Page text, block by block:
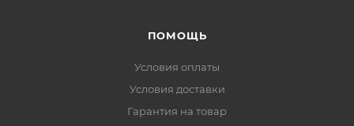
ПОМОЩЬ
Условия оплаты
Условия доставки
Гарантия на товар